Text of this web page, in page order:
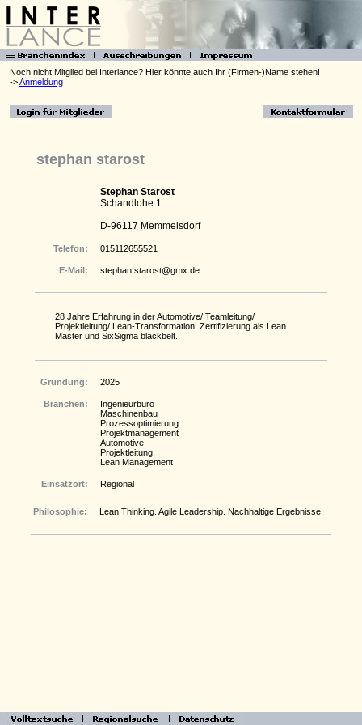
Noch nicht Mitglied bei Interlance? Hier könnte auch Ihr (Firmen-)Name stehen!
->Anmeldung
stephan starost
Stephan Starost
Schandlohe 1
D-96117 Memmelsdorf
Telefon: 015112655521
E-Mail: stephan.starost@gmx.de
28 Jahre Erfahrung in der Automotive/ Teamleitung/
Projektleitung/ Lean-Transformation. Zertifizierung als Lean
Master und SixSigma blackbelt.
Gründung: 2025
Branchen:
Ingenieurbüro
Maschinenbau
Prozessoptimierung
Projektmanagement
Automotive
Projektleitung
Lean Management
Einsatzort: Regional
Philosophie: Lean Thinking. Agile Leadership. Nachhaltige Ergebnisse.